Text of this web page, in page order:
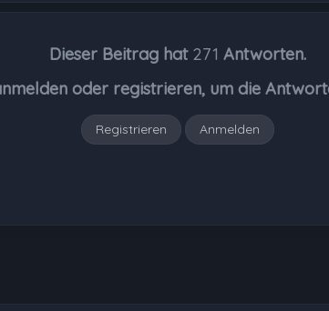
Dieser Beitrag hat 271 Antworten.
oder registrieren, um die
Registrieren Anmelden